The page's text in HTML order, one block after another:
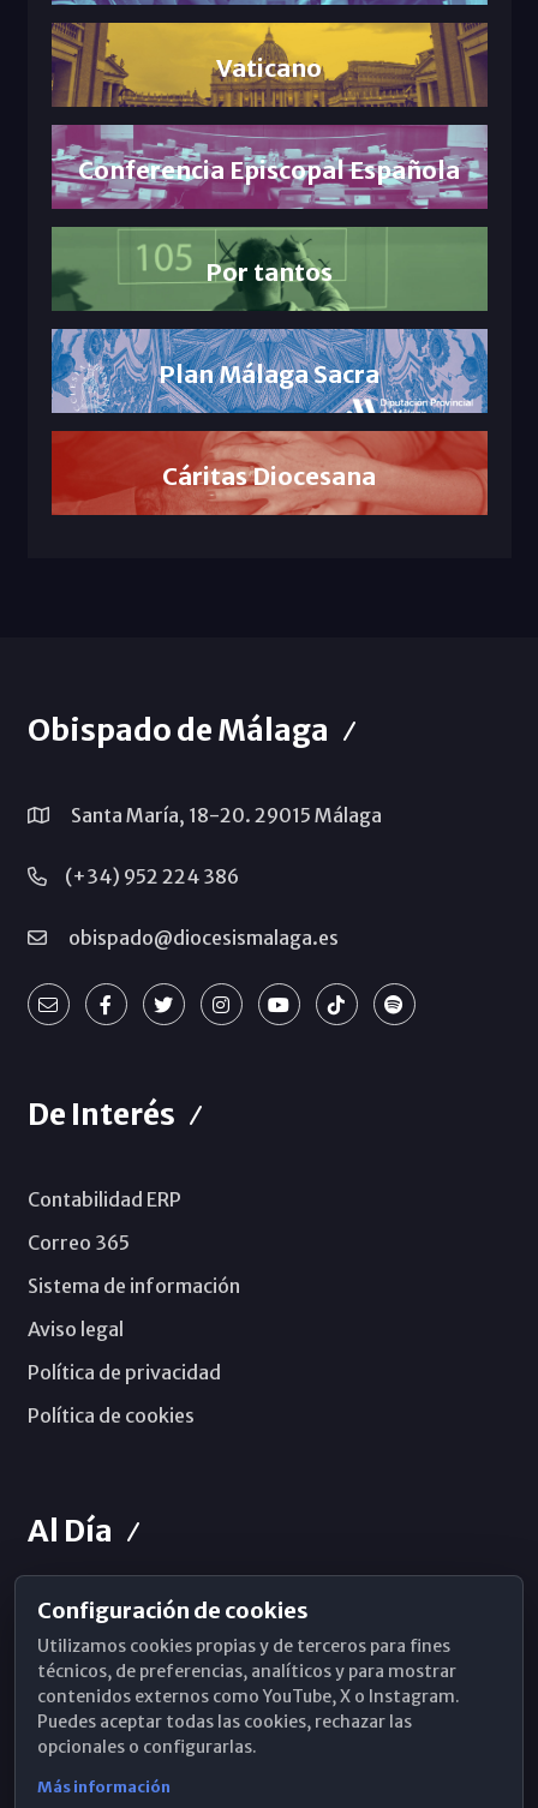
Vaticano
Conferencia Episcopal Española
Por tantos
Plan Málaga Sacra
Cáritas Diocesana
Obispado de Málaga
Santa María, 18-20. 29015 Málaga
(+34) 952 224 386
obispado@diocesismalaga.es
De Interés
Contabilidad ERP
Correo 365
Sistema de información
Aviso legal
Política de privacidad
Política de cookies
Al Día
Horarios de Misa
Hemeroteca
WhatsApp
Configuración de cookies
Utilizamos cookies propias y de terceros para fines
técnicos, de preferencias, analíticos y para mostrar
contenidos externos como YouTube, X o Instagram.
Puedes aceptar todas las cookies, rechazar las
opcionales o configurarlas.
Más información